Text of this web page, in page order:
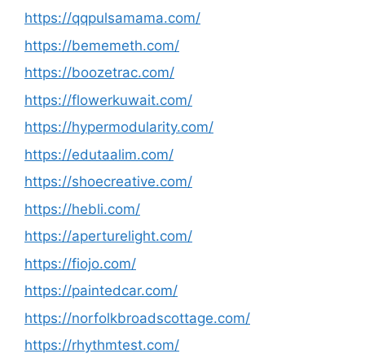
https://qqpulsamama.com/
https://bememeth.com/
https://boozetrac.com/
https://flowerkuwait.com/
https://hypermodularity.com/
https://edutaalim.com/
https://shoecreative.com/
https://hebli.com/
https://aperturelight.com/
https://fiojo.com/
https://paintedcar.com/
https://norfolkbroadscottage.com/
https://rhythmtest.com/